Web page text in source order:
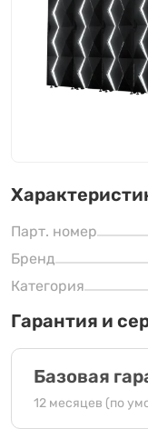
Парт. номер
Бренд
Категория
Гарантия и
Базовая
12 месяцев (по